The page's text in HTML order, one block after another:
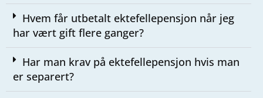
Hvem får utbetalt ektefellepensjon når jeg
har vært gift flere ganger?​
Har man krav på ektefellepensjon hvis man
er separert?​